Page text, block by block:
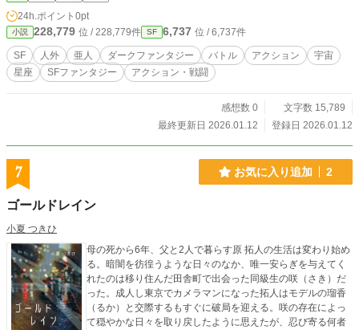
全で、矛盾に満ちた人間の意志が、どのように向き合うのか
を描く群像ファンタジーである。 十二の総帥たちは、それぞ
れ異なる価値観と信念を持つ。 守る者、疑う者、癒す者、創
る者―― その選択と葛藤が交差する時、世界は静かに、しか
し確実に揺らぎ始める。 これは、「完璧であること」を捨て
は道を示す。 だが、歩くのは僕ら自身だ。
24h.ポイント 0pt
小説 228,779 位 / 228,779件 SF 6,737 位 / 6,737件
SF 人外 亜人 ダークファンタジー バトル アクション
宇宙
星座
SFファンタジー アクション・戦闘
感想数 0
文字数 15,789
最終更新日 2026.01.12
登録日 2026.01.12
7 お気に入り追加 2
ゴールドレイン
小夏 つきひ
母の死から6年、父と2人で暮らす原 拓人の生活は変わり始め
る。暗闇を彷徨うような日々のなか、唯一安らぎを与えてく
れたのは移り住んだ田舎町で出会った同級生の咲（さき）だ
った。成人し東京でカメラマンになった拓人はモデルの瑠香
（るか）と交際するもすぐに破局を迎える。咲の存在によっ
て穏やかな日々を取り戻したように思えたが、忍び寄る何者